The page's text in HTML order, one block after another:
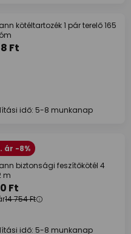
kötéltartozék 1 pár terelő 165
Ft
idő: 5-8 munkanap
ár -8%
biztonsági feszítőkötél 4
m
Ft
14 754 Ft
idő: 5-8 munkanap